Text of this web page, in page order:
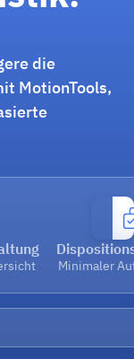
die
MotionTools,
Minimaler